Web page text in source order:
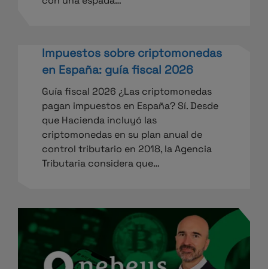
Impuestos sobre criptomonedas
en España: guía fiscal 2026
Guía fiscal 2026 ¿Las criptomonedas
pagan impuestos en España? Sí. Desde
que Hacienda incluyó las
criptomonedas en su plan anual de
control tributario en 2018, la Agencia
Tributaria considera que…